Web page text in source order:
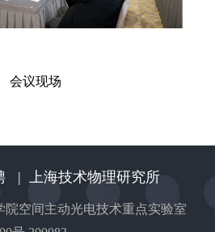
会议现场
| 上海技术物理研究所
院空间主动光电技术重点实验室